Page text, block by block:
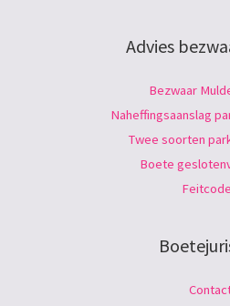
Advies
Bezwaar
Naheffingsaanslag
Twee soorten
Boete